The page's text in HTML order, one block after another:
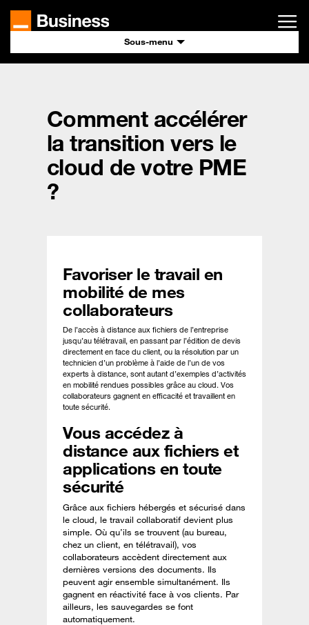
contenu
Sous-menu
Comment accélérer
la transition vers le
cloud de votre PME
?
Favoriser le travail en
mobilité de mes
collaborateurs
De l’accès à distance aux fichiers de l’entreprise
jusqu’au télétravail, en passant par l’édition de devis
directement en face du client, ou la résolution par un
technicien d’un problème à l’aide de l’un de vos
experts à distance, sont autant d’exemples d’activités
en mobilité rendues possibles grâce au cloud. Vos
collaborateurs gagnent en efficacité et travaillent en
toute sécurité.
Vous accédez à
distance aux fichiers et
applications en toute
sécurité
Grâce aux fichiers hébergés et sécurisé dans
le cloud, le travail collaboratif devient plus
simple. Où qu’ils se trouvent (au bureau,
chez un client, en télétravail), vos
collaborateurs accèdent directement aux
dernières versions des documents. Ils
peuvent agir ensemble simultanément. Ils
gagnent en réactivité face à vos clients. Par
ailleurs, les sauvegardes se font
automatiquement.